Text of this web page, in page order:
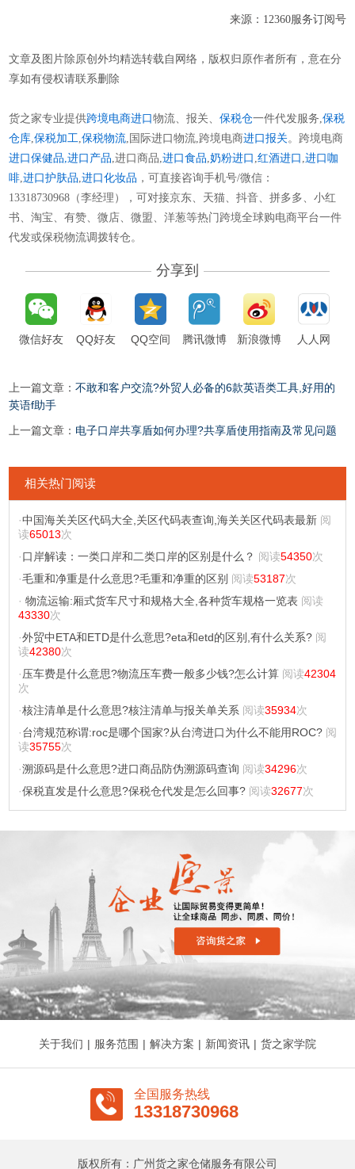
来源：12360服务订阅号
文章及图片除原创外均精选转载自网络，版权归原作者所有，意在分
享如有侵权请联系删除
货之家专业提供跨境电商进口物流、报关、保税仓一件代发服务,保税
仓库 ,保税加工 ,保税物流 ,国际进口物流,跨境电商进口报关。跨境电商
进口保健品,进口产品 ,进口商品,进口食品 ,奶粉进口 ,红酒进口 ,进口咖
啡 ,进口护肤品 ,进口化妆品 ，可直接咨询手机号/微信：
13318730968（李经理），可对接京东、天猫、抖音、拼多多、小红
书、淘宝、有赞、微店、微盟、洋葱等热门跨境全球购电商平台一件
代发或保税物流调拨转仓。
分享到
微信好友 QQ好友 QQ空间 腾讯微博 新浪微博 人人网
上一篇文章：不敢和客户交流?外贸人必备的6款英语类工具,好用的
英语f助手
上一篇文章： 电子口岸共享盾如何办理?共享盾使用指南及常见问题
相关热门阅读
·中国海关关区代码大全,关区代码表查询,海关关区代码表最新阅
读65013次
·口岸解读：一类口岸和二类口岸的区别是什么？ 阅读54350次
·毛重和净重是什么意思?毛重和净重的区别 阅读53187次
· 物流运输:厢式货车尺寸和规格大全,各种货车规格一览表 阅读
43330次
·外贸中ETA和ETD是什么意思?eta和etd的区别,有什么关系?阅
读42380次
·压车费是什么意思?物流压车费一般多少钱?怎么计算阅读42304
次
·核注清单是什么意思?核注清单与报关单关系 阅读35934次
·台湾规范称谓:roc是哪个国家?从台湾进口为什么不能用ROC?阅
读35755次
·溯源码是什么意思?进口商品防伪溯源码查询 阅读34296次
·保税直发是什么意思?保税仓代发是怎么回事?阅读32677次
关于我们 | 服务范围 | 解决方案 | 新闻资讯 | 货之家学院
全国服务热线
13318730968
版权所有：广州货之家仓储服务有限公司